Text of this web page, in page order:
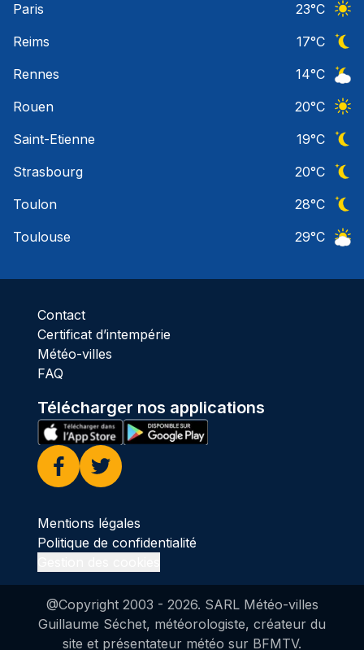
Paris
23°C
Reims
17°C
Rennes
14°C
Rouen
20°C
Saint-Etienne
19°C
Strasbourg
20°C
Toulon
28°C
Toulouse
29°C
Contact
Certificat d’intempérie
Météo-villes
FAQ
Télécharger nos applications
Facebook
Twitter
Mentions légales
Politique de confidentialité
@Copyright 2003 - 2026. SARL Météo-villes
Guillaume Séchet, météorologiste, créateur du
site et présentateur météo sur BFMTV.